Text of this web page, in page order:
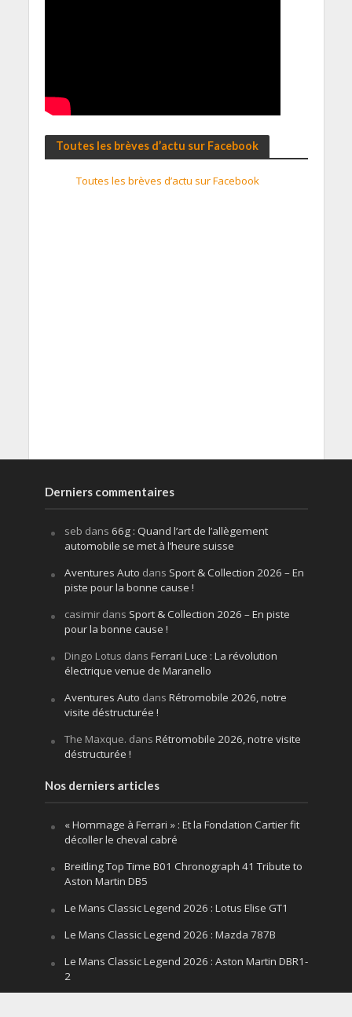
Toutes les brèves d’actu sur Facebook
Toutes les brèves d’actu sur Facebook
Derniers commentaires
seb dans 66g : Quand l’art de l’allègement
automobile se met à l’heure suisse
Aventures Auto dans Sport & Collection 2026 – En
piste pour la bonne cause !
casimirdans Sport & Collection 2026 – En piste
pour la bonne cause !
Dingo Lotus dans Ferrari Luce : La révolution
électrique venue de Maranello
Aventures Auto dans Rétromobile 2026, notre
visite déstructurée !
The Maxque. dans Rétromobile 2026, notre visite
déstructurée !
Nos derniers articles
« Hommage à Ferrari » : Et la Fondation Cartier fit
décoller le cheval cabré
Breitling Top Time B01 Chronograph 41 Tribute to
Aston Martin DB5
Le Mans Classic Legend 2026 : Lotus Elise GT1
Le Mans Classic Legend 2026 : Mazda 787B
Le Mans Classic Legend 2026 : Aston Martin DBR1-
2